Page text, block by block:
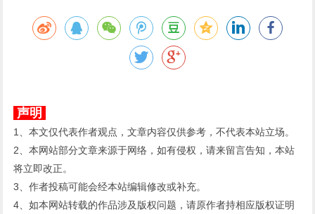
声明
1、本文仅代表作者观点，文章内容仅供参考，不代表本站立场。
2、本网站部分文章来源于网络，如有侵权，请来留言告知，本站
将立即改正。
3、作者投稿可能会经本站编辑修改或补充。
4、如本网站转载的作品涉及版权问题，请原作者持相应版权证明